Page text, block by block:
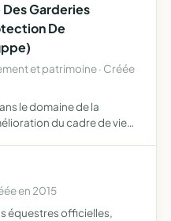
Garderies
De
et patrimoine · Créée
le domaine de la
du cadre de vie
en 2015
équestres officielles,